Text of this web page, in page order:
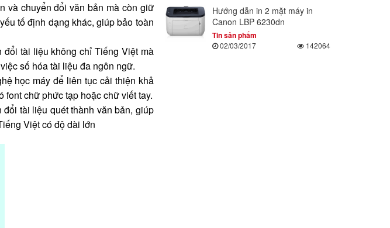
và chuyển đổi văn bản mà còn giữ
tố định dạng khác, giúp bảo toàn
tài liệu không chỉ Tiếng Việt mà
số hóa tài liệu đa ngôn ngữ.
học máy để liên tục cải thiện khả
chữ phức tạp hoặc chữ viết tay.
tài liệu quét thành văn bản, giúp
Việt có độ dài lớn
Hướng dẫn in 2 mặt máy in
Canon LBP 6230dn
Tin sản phẩm
02/03/2017 142064